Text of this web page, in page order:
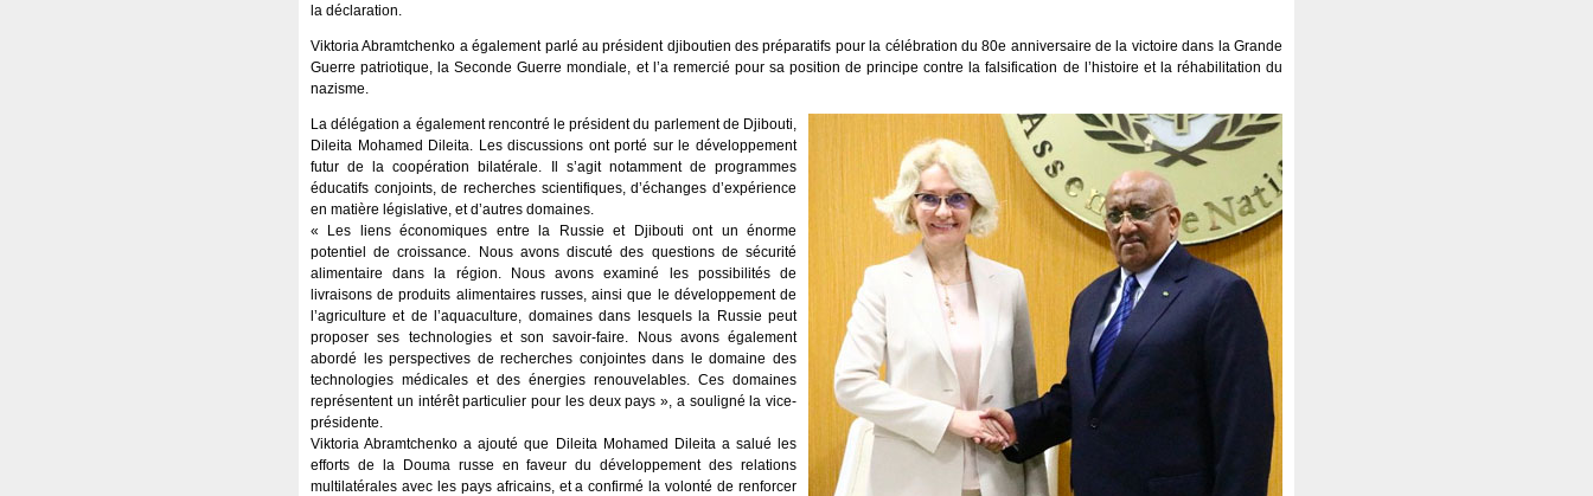
la déclaration.
Viktoria Abramtchenko a également parlé au président djiboutien des préparatifs pour la célébration du 80e anniversaire de la victoire dans la Grande
Guerre patriotique, la Seconde Guerre mondiale, et l’a remercié pour sa position de principe contre la falsification de l’histoire et la réhabilitation du
nazisme.
La délégation a également rencontré le président du parlement de Djibouti,
Dileita Mohamed Dileita. Les discussions ont porté sur le développement
futur de la coopération bilatérale. Il s’agit notamment de programmes
éducatifs conjoints, de recherches scientifiques, d’échanges d’expérience
en matière législative, et d’autres domaines.
« Les liens économiques entre la Russie et Djibouti ont un énorme
potentiel de croissance. Nous avons discuté des questions de sécurité
alimentaire dans la région. Nous avons examiné les possibilités de
livraisons de produits alimentaires russes, ainsi que le développement de
l’agriculture et de l’aquaculture, domaines dans lesquels la Russie peut
proposer ses technologies et son savoir-faire. Nous avons également
abordé les perspectives de recherches conjointes dans le domaine des
technologies médicales et des énergies renouvelables. Ces domaines
représentent un intérêt particulier pour les deux pays », a souligné la vice-
présidente.
Viktoria Abramtchenko a ajouté que Dileita Mohamed Dileita a salué les
efforts de la Douma russe en faveur du développement des relations
multilatérales avec les pays africains, et a confirmé la volonté de renforcer